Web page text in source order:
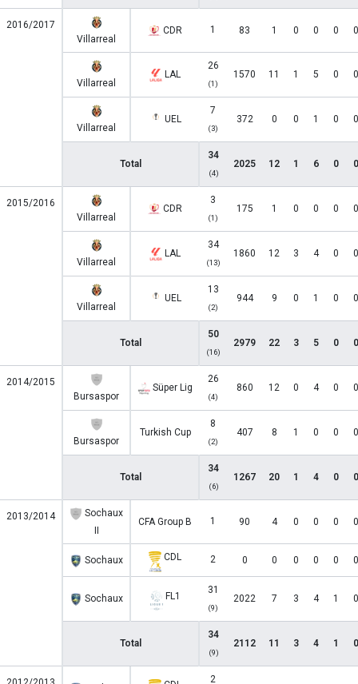
2016/2017
Villarreal
CDR 1 83 1 0 0 0 0
Villarreal
LAL
26
(1)
1570 11 1 5 0 0
Villarreal
UEL
7
(3)
372 0 0 1 0 0
Total
34
(4)
2025 12 1 6 0 0
2015/2016
Villarreal
CDR
3
(1)
175 1 0 0 0 0
Villarreal
LAL
34
(13)
1860 12 3 4 0 0
Villarreal
UEL
13
(2)
944 9 0 1 0 0
Total
50
(16)
2979 22 3 5 0 0
2014/2015
Bursaspor
Süper Lig
26
(4)
860 12 0 4 0 0
Bursaspor
Turkish Cup
8
(2)
407 8 1 0 0 0
Total
34
(6)
1267 20 1 4 0 0
2013/2014
Sochaux
CFA Group B 1 90 4 0 0 0 0
Sochaux CDL 2 0 0 0 0 0 0
Sochaux FL1
31
(9)
2022 7 3 4 1 0
Total
34
(9)
2112 11 3 4 1 0
2